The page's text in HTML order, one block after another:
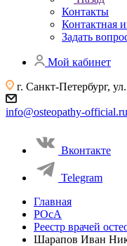
Контакты
Контактная
Задать
Мой кабинет
г. Санкт-Петербург,
info@osteopathy-official.ru
Вконтакте
Telegram
Главная
РОсА
Реестр врачей
Шарапов Иван